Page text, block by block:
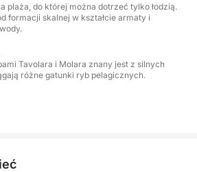
wody. Przestronny układ
relaksu między przygodami.
zarówno spokoju,
prywatny czarter zapewnia
naturalnego piękna Sardynii i
obsługi. Zarezerwuj już teraz,
plaża, do której można dotrzeć tylko łodzią.
formacji skalnej w kształcie armaty i
Tavolara i Molara znany jest z silnych
różne gatunki ryb pelagicznych.